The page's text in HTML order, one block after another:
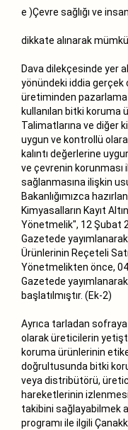
e )Çevre sağlığı ve
dikkate alınarak
Dava dilekçesinde yer
yönündeki iddia gerçek
üretiminden
kullanılan bitki koruma
Talimatlarına ve diğer
uygun ve kontrollü
kalıntı değerlerine
ve çevrenin korunması
sağlanmasına ilişkin
Bakanlığımızca
Kimyasalların Kayıt
Yönetmelik", 12 Şubat
Gazetede
Ürünlerinin Reçeteli
Yönetmelikten önce,
Gazetede
başlatılmıştır. (Ek-2)
Ayrıca tarladan sofraya
olarak üreticilerin
koruma ürünlerinin
doğrultusunda bitki
veya distribütörü,
hareketlerinin
takibini sağlayabilmek
programı ile ilgili